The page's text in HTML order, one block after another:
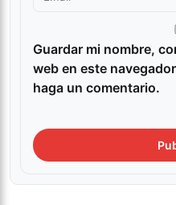
Guardar mi nombre,
web en este
haga un comentario.